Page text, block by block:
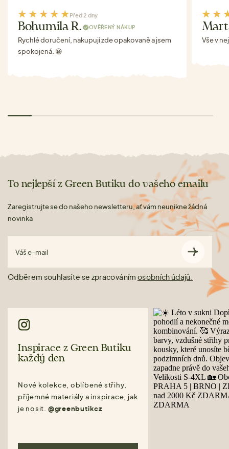
Před 2 dny
Bohumila R. OVĚŘENÝ NÁKUP
Rychlé doručení, nakupují zde opakovaně a jsem
spokojená. 😀
Vše v
To nejlepší z Green Butiku do vašeho emailu
Zaregistrujte se do našeho newsletteru, ať vám neunikne žádná
novinka
Váš e-mail
Odběrem souhlasíte se zpracováním osobních údajů.
Inspirace z Green Butiku
každý den
Nové kolekce, oblíbené střihy,
příjemné materiály a inspirace, jak
je nosit. @greenbutikcz